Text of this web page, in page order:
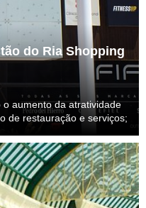
do Ria Shopping
o aumento da atratividade
de restauração e serviços;